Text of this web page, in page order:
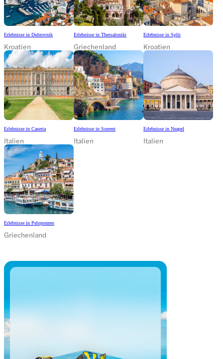
Erlebnisse in Dubrovnik
Kroatien
Erlebnisse in Thessaloniki
Griechenland
Erlebnisse in Split
Kroatien
Erlebnisse in Caserta
Italien
Erlebnisse in Sorrent
Italien
Erlebnisse in Neapel
Italien
Erlebnisse in Peloponnes
Griechenland